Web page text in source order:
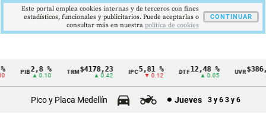
Cintillo
PIB2,8 %
▲ 0.10
TRM$4178,23
▲ 0.42
5,81 %
▼ 0.12
DTF12,48 %
▲ 0.05
UVR
▲
Pico y Placa Medellín Jueves 3 y 6 3 y 6
Este portal emplea cookies internas y de terceros con fines
estadísticos, funcionales y publicitarios. Puede aceptarlas o
consultar más en nuestra politica de cookies
CONTINUAR